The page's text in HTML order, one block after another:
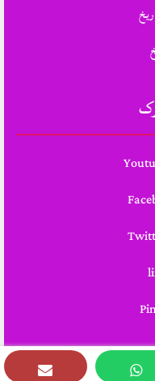
Theme Designed